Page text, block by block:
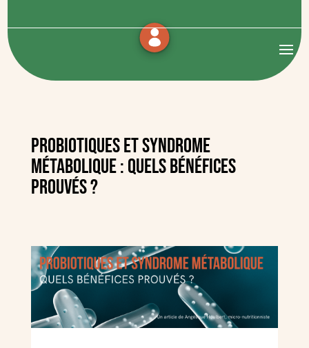
Probiotiques et syndrome
métabolique : quels bénéfices
prouvés ?